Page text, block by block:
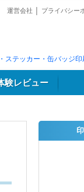
運営会社 プライバシー
ステッカー・缶バッジ印
験レビュー